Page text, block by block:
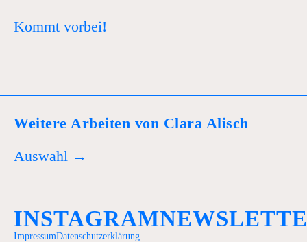
Kommt vorbei!
Weitere Arbeiten von Clara Alisch
Auswahl →
INSTAGRAM
ImpressumDatenschutzerklärung